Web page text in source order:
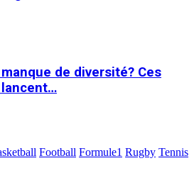
de diversité? Ces
Football Formule1 Rugby Tennis